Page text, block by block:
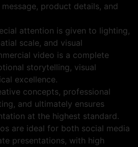
product details, and
attention is given to lighting,
scale, and visual
video is a complete
storytelling, visual
excellence.
concepts, professional
and ultimately ensures
at the highest standard.
are ideal for both social media
presentations, with high